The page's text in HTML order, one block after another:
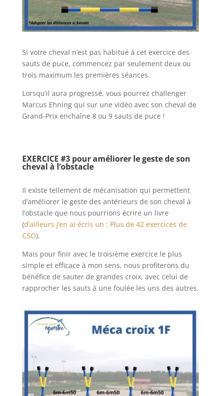
Si votre cheval n’est pas habitué à cet exercice des
sauts de puce, commencez par seulement deux ou
trois maximum les premières séances.
Lorsqu’il aura progressé, vous pourrez challenger
Marcus Ehning qui sur une vidéo avec son cheval de
Grand-Prix enchaîne 8 ou 9 sauts de puce !
EXERCICE #3 pour améliorer le geste de son
cheval à l’obstacle
Il existe tellement de mécanisation qui permettent
d’améliorer le geste des antérieurs de son cheval à
l’obstacle que nous pourrions écrire un livre
(d’ailleurs j’en ai écris un : Plus de 42 exercices de
CSO).
Mais pour finir avec le troisième exercice le plus
simple et efficace à mon sens, nous profiterons du
bénéfice de sauter de grandes croix, avec celui de
rapprocher les sauts à une foulée les uns des autres.